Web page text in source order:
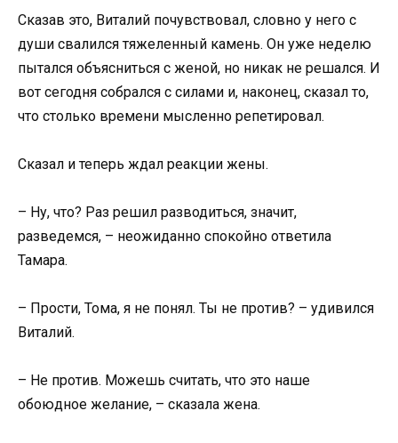
Сказав это, Виталий почувствовал, словно у него с
души свалился тяжеленный камень. Он уже неделю
пытался объясниться с женой, но никак не решался. И
вот сегодня собрался с силами и, наконец, сказал то,
что столько времени мысленно репетировал.
Сказал и теперь ждал реакции жены.
– Ну, что? Раз решил разводиться, значит,
разведемся, – неожиданно спокойно ответила
Тамара.
– Прости, Тома, я не понял. Ты не против? – удивился
Виталий.
– Не против. Можешь считать, что это наше
обоюдное желание, – сказала жена.